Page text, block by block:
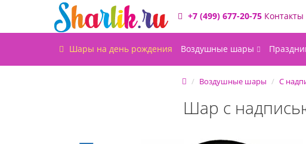
+7 (499) 677-20-75 Контакты
Шары на день рождения Воздушные шары
Воздушные шары С
Шар с